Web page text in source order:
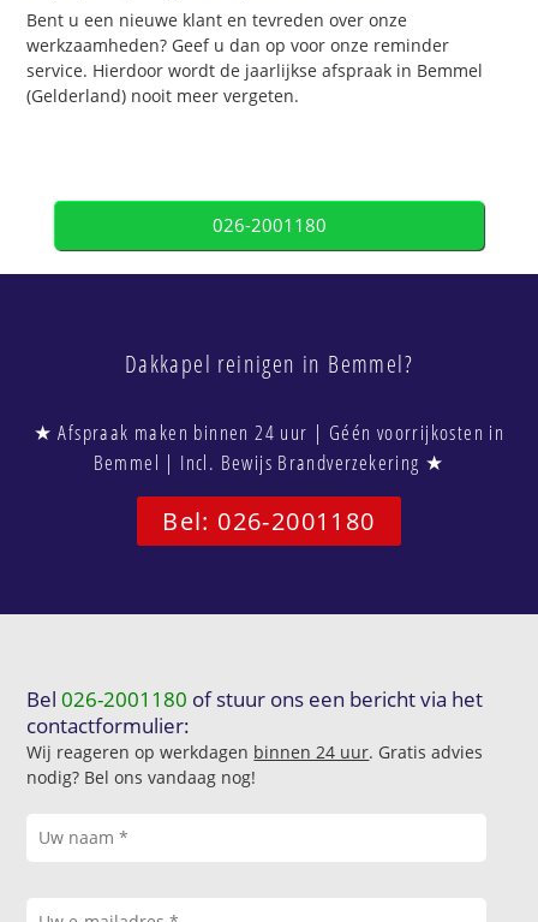
Bent u een nieuwe klant en tevreden over onze
werkzaamheden? Geef u dan op voor onze reminder
service. Hierdoor wordt de jaarlijkse afspraak in Bemmel
(Gelderland) nooit meer vergeten.
026-2001180
Dakkapel reinigen in Bemmel?
★ Afspraak maken binnen 24 uur | Géén voorrijkosten in
Bemmel | Incl. Bewijs Brandverzekering ★
Bel: 026-2001180
Bel026-2001180 of stuur ons een bericht via het
contactformulier:
Wij reageren op werkdagen binnen 24 uur. Gratis advies
nodig? Bel ons vandaag nog!